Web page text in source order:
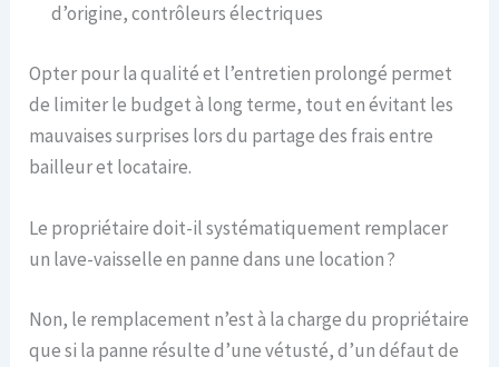
d’origine, contrôleurs électriques
Opter pour la qualité et l’entretien prolongé permet
de limiter le budget à long terme, tout en évitant les
mauvaises surprises lors du partage des frais entre
bailleur et locataire.
Le propriétaire doit-il systématiquement remplacer
un lave-vaisselle en panne dans une location ?
Non, le remplacement n’est à la charge du propriétaire
que si la panne résulte d’une vétusté, d’un défaut de